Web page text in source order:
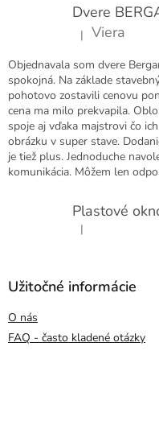
Hodnotenie
| Viera
Objednavala som dvere
spokojná. Na základe
pohotovo zostavili cenovu
cena ma milo prekvapila.
spoje aj vďaka majstrovi čo
obrázku v super stave.
je tiež plus. Jednoduche
komunikácia. Môžem len
Plastové
Hodnotenie
|
Užitočné informácie
O nás
FAQ - často kladené otázky